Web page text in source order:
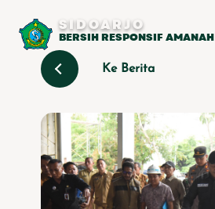
SIDOARJO
BERSIH RESPONSIF AMANAH
Ke Berita